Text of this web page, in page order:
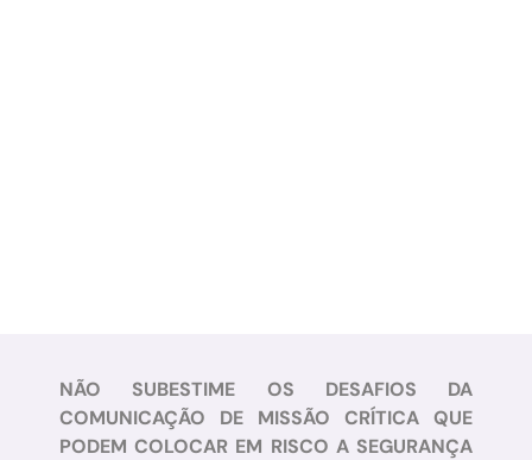
NÃO SUBESTIME OS DESAFIOS DA
COMUNICAÇÃO DE MISSÃO CRÍTICA QUE
PODEM COLOCAR EM RISCO A SEGURANÇA